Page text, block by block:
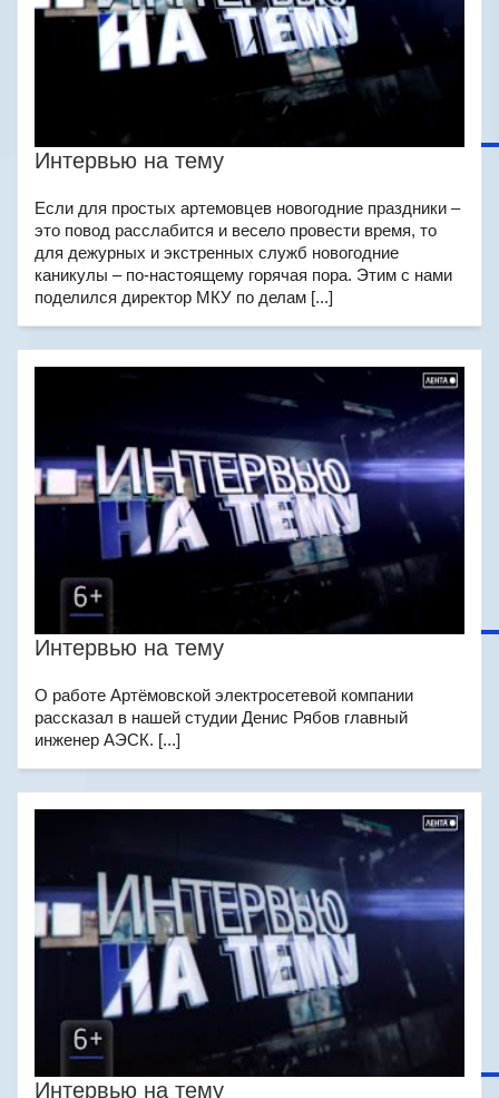
Интервью на тему
Если для простых артемовцев новогодние праздники –
это повод расслабится и весело провести время, то
для дежурных и экстренных служб новогодние
каникулы – по-настоящему горячая пора. Этим с нами
поделился директор МКУ по делам [...]
Интервью на тему
О работе Артёмовской электросетевой компании
рассказал в нашей студии Денис Рябов главный
инженер АЭСК. [...]
Интервью на тему